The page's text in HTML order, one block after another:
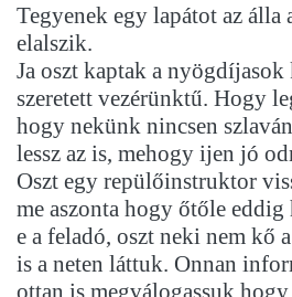
Tegyenek egy lapátot az álla
elalszik.
Ja oszt kaptak a
szeretett vezérünktű. Hogy
hogy nekünk nincsen
lessz az is, mehogy ijen jó
Oszt egy repülőinstruktor
me aszonta hogy őtőle eddig
e a feladó, oszt neki nem kő
is a neten láttuk. Onnan
ottan is megválogassuk